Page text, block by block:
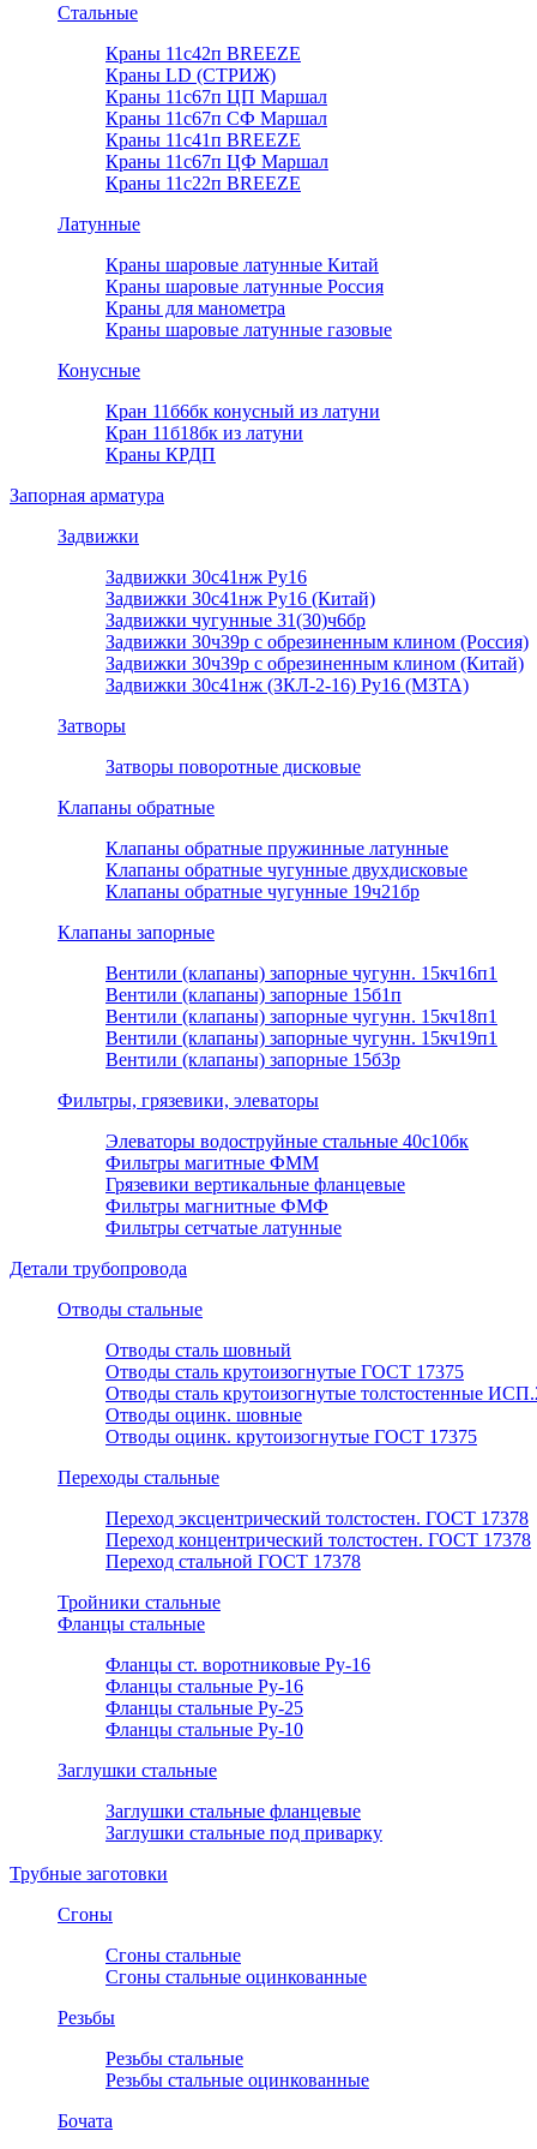
Стальные
Краны 11с42п BREEZE
Краны LD (СТРИЖ)
Краны 11с67п ЦП Маршал
Краны 11с67п СФ Маршал
Краны 11с41п BREEZE
Краны 11с67п ЦФ Маршал
Краны 11с22п BREEZE
Латунные
Краны шаровые латунные Китай
Краны шаровые латунные Россия
Краны для манометра
Краны шаровые латунные газовые
Конусные
Кран 11б6бк конусный из латуни
Кран 11б18бк из латуни
Краны КРДП
Запорная арматура
Задвижки
Задвижки 30с41нж Ру16
Задвижки 30с41нж Ру16 (Китай)
Задвижки чугунные 31(30)ч6бр
Задвижки 30ч39р с обрезиненным клином (Россия)
Задвижки 30ч39р с обрезиненным клином (Китай)
Задвижки 30с41нж (ЗКЛ-2-16) Ру16 (МЗТА)
Затворы
Затворы поворотные дисковые
Клапаны обратные
Клапаны обратные пружинные латунные
Клапаны обратные чугунные двухдисковые
Клапаны обратные чугунные 19ч21бр
Клапаны запорные
Вентили (клапаны) запорные чугунн. 15кч16п1
Вентили (клапаны) запорные 15б1п
Вентили (клапаны) запорные чугунн. 15кч18п1
Вентили (клапаны) запорные чугунн. 15кч19п1
Вентили (клапаны) запорные 15б3р
Фильтры, грязевики, элеваторы
Элеваторы водоструйные стальные 40с10бк
Фильтры магитные ФММ
Грязевики вертикальные фланцевые
Фильтры магнитные ФМФ
Фильтры сетчатые латунные
Детали трубопровода
Отводы стальные
Отводы сталь шовный
Отводы сталь крутоизогнутые ГОСТ 17375
Отводы сталь крутоизогнутые толстостенные
Отводы оцинк. шовные
Отводы оцинк. крутоизогнутые ГОСТ 17375
Переходы стальные
Переход эксцентрический толстостен. ГОСТ 17378
Переход концентрический толстостен. ГОСТ 17378
Переход стальной ГОСТ 17378
Тройники стальные
Фланцы стальные
Фланцы ст. воротниковые Ру-16
Фланцы стальные Ру-16
Фланцы стальные Ру-25
Фланцы стальные Ру-10
Заглушки стальные
Заглушки стальные фланцевые
Заглушки стальные под приварку
Трубные заготовки
Сгоны
Сгоны стальные
Сгоны стальные оцинкованные
Резьбы
Резьбы стальные
Резьбы стальные оцинкованные
Бочата